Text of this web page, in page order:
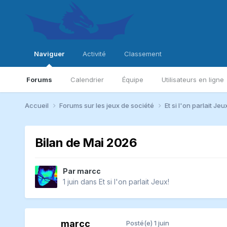
Naviguer
Forums Calendrier Équipe Utilisateurs en ligne
Activité Classement
Accueil Forums sur les jeux de société Et si l'on parlait
Bilan de Mai 2026
Par marcc
1 juin dans Et si l'on parlait Jeux!
marcc Posté(e) 1 juin